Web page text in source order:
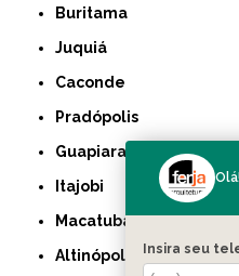
Buritama
Juquiá
Caconde
Pradópolis
Guapiara
Itajobi
Macatuba
Altinópolis
Insira seu